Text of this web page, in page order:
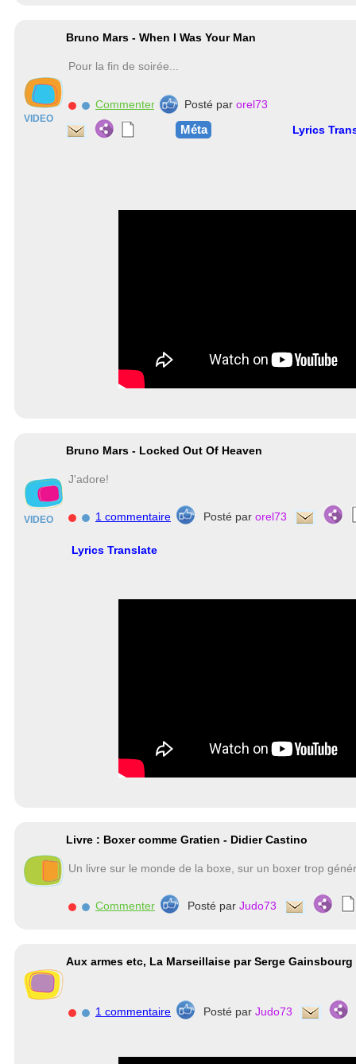
VIDEO
Bruno Mars - When I Was Your Man
Pour la fin de soirée...
Commenter Posté par orel73
Méta Lyrics
VIDEO
Bruno Mars - Locked Out Of Heaven
J'adore!
1 commentaire Posté par orel73
Lyrics Translate
Livre : Boxer comme Gratien - Didier Castino
Un livre sur le monde de la boxe, sur un boxer trop
Commenter Posté par Judo73
Aux armes etc, La Marseillaise par Serge Gainsbourg
1 commentaire Posté par Judo73